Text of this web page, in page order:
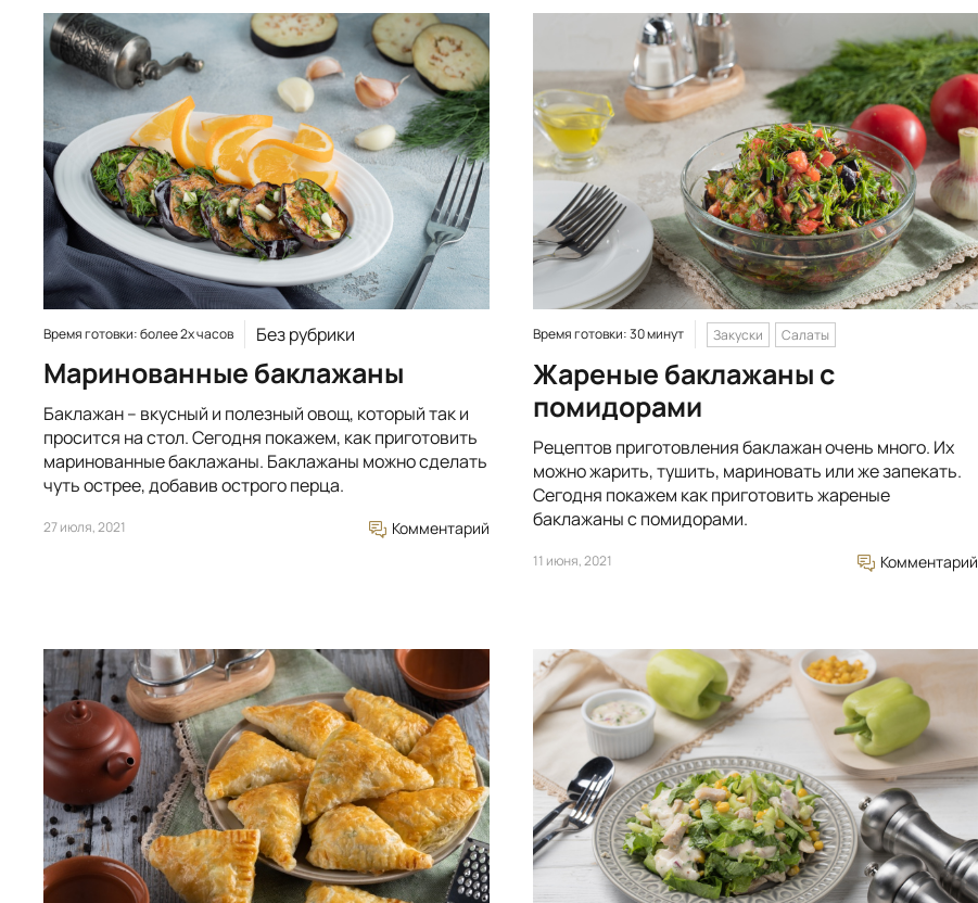
Время готовки: более 2х часов Без рубрики
Маринованные баклажаны
Баклажан – вкусный и полезный овощ, который так и
просится на стол. Сегодня покажем, как приготовить
маринованные баклажаны. Баклажаны можно сделать
чуть острее, добавив острого перца.
27 июля, 2021 Комментарий
Время готовки: 30 минут Закуски Салаты
Жареные баклажаны с
помидорами
Рецептов приготовления баклажан очень много. Их
можно жарить, тушить, мариновать или же запекать.
Сегодня покажем как приготовить жареные
баклажаны с помидорами.
11 июня, 2021 Комментарий